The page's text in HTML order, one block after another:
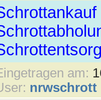
am:
nrwschrott